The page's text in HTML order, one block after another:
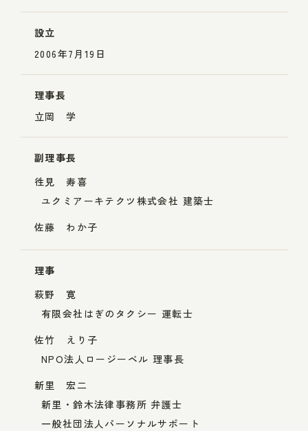
設立
2006年7月19日
理事長
立岡 学
副理事長
徃見 寿喜
ユクミアーキテクツ株式会社 建築士
佐藤 わか子
理事
萩野 寛
有限会社はぎのタクシー 運転士
佐竹 えり子
NPO法人ロージーベル 理事長
新里 宏二
新里・鈴木法律事務所 弁護士
一般社団法人パーソナルサポート